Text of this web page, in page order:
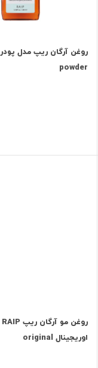
powder
اوریجینال original